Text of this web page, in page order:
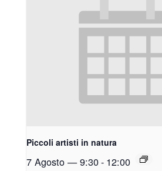
Piccoli artisti in natura
7 Agosto — 9:30- 12:00